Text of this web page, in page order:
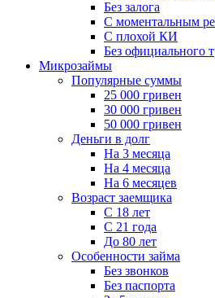
Без залога
С моментальным
С плохой КИ
Без официального
Микрозаймы
Популярные суммы
25 000 гривен
30 000 гривен
50 000 гривен
Деньги в долг
На 3 месяца
На 4 месяца
На 6 месяцев
Возраст заемщика
С 18 лет
С 21 года
До 80 лет
Особенности займа
Без звонков
Без паспорта